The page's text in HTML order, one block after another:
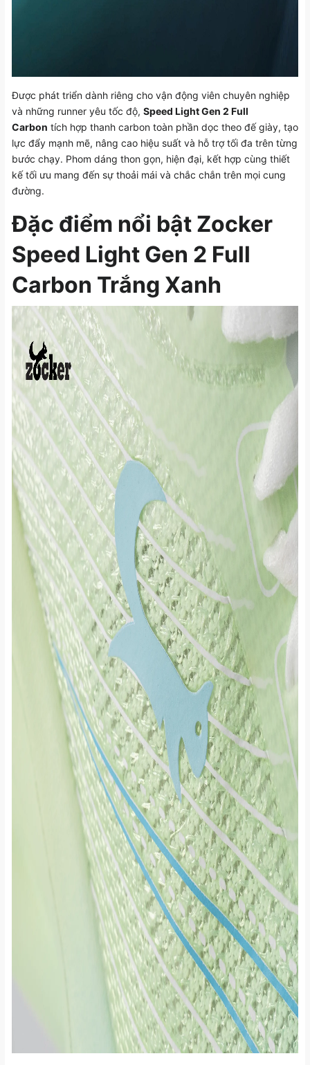
Được phát triển dành riêng cho vận động viên chuyên nghiệp
và những runner yêu tốc độ, Speed Light Gen 2 Full
Carbon tích hợp thanh carbon toàn phần dọc theo đế giày, tạo
lực đẩy mạnh mẽ, nâng cao hiệu suất và hỗ trợ tối đa trên từng
bước chạy. Phom dáng thon gọn, hiện đại, kết hợp cùng thiết
kế tối ưu mang đến sự thoải mái và chắc chắn trên mọi cung
đường.
Đặc điểm nổi bật Zocker
Speed Light Gen 2 Full
Carbon Trắng Xanh